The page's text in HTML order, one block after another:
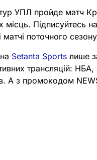
УПЛ пройде матч
місць. Підписуйтесь на
матчі поточного
Setanta Sports лише
трансляцій:
А з промокодом